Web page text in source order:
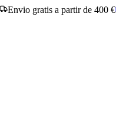
Envio gratis a partir de 400 €